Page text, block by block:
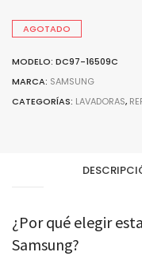
AGOTADO
MODELO: DC97-16509C
MARCA: SAMSUNG
CATEGORÍAS: LAVADORAS,
¿Por qué elegir
Samsung?